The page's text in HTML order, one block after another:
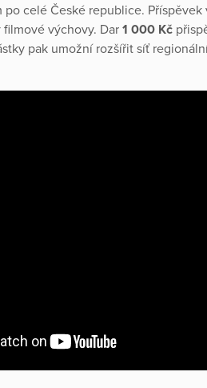
celé České republice. Příspěvek
výchovy. Dar1 000 Kč
pak umožní rozšířit síť